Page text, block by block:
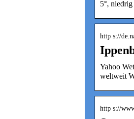
5°, niedrig
http s://
Yahoo
weltweit
http s://